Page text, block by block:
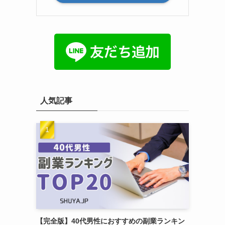
人気記事
【完全版】40代男性におすすめの副業ランキン